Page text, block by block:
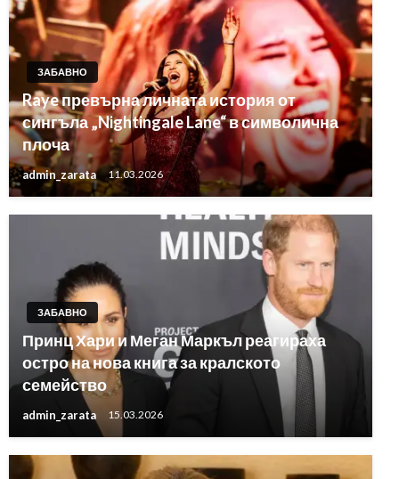
ЗАБАВНО
Raye превърна личната история от
сингъла „Nightingale Lane“ в символична
плоча
admin_zarata 11.03.2026
ЗАБАВНО
Принц Хари и Меган Маркъл реагираха
остро на нова книга за кралското
семейство
admin_zarata 15.03.2026